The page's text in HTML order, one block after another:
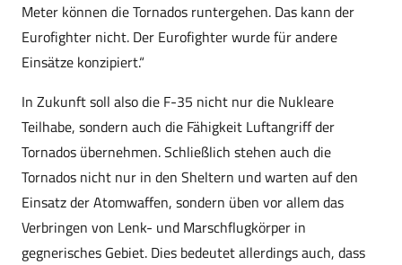
Meter können die Tornados runtergehen. Das kann der
Eurofighter nicht. Der Eurofighter wurde für andere
Einsätze konzipiert.“
In Zukunft soll also die F-35 nicht nur die Nukleare
Teilhabe, sondern auch die Fähigkeit Luftangriff der
Tornados übernehmen. Schließlich stehen auch die
Tornados nicht nur in den Sheltern und warten auf den
Einsatz der Atomwaffen, sondern üben vor allem das
Verbringen von Lenk- und Marschflugkörper in
gegnerisches Gebiet. Dies bedeutet allerdings auch, dass